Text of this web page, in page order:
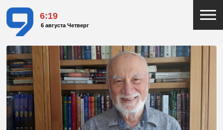
6:19
6 августа Четверг